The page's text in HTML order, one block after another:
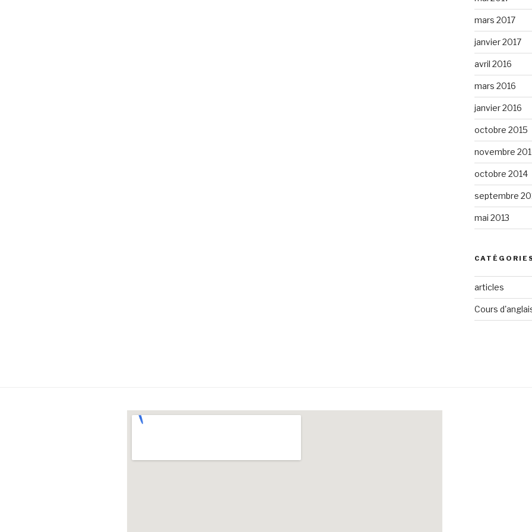
mars 2017
janvier 2017
avril 2016
mars 2016
janvier 2016
octobre 2015
novembre
octobre 2014
septembre
mai 2013
articles
Cours